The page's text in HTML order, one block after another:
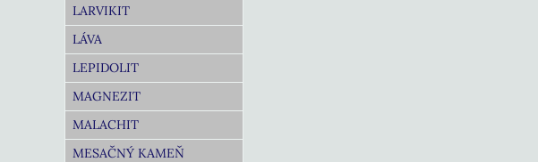
LARVIKIT
LÁVA
LEPIDOLIT
MAGNEZIT
MALACHIT
MESAČNÝ KAMEŇ